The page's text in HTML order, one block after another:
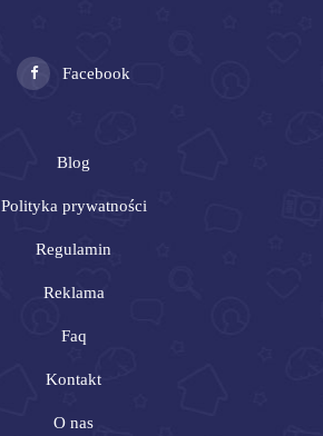
Blog
Polityka prywatności
Regulamin
Reklama
Faq
Kontakt
O nas
Facebook